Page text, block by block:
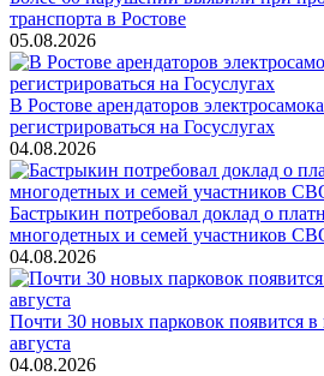
транспорта в Ростове
05.08.2026
В Ростове арендаторов
регистрироваться на Госуслугах
04.08.2026
Бастрыкин потребовал доклад о
многодетных и семей участников
04.08.2026
Почти 30 новых парковок появится в
августа
04.08.2026